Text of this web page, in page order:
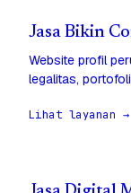
Jasa Bikin
Website profil
legalitas,
Lihat layanan →